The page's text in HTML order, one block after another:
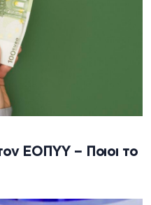
ΕΟΠΥΥ – Ποιοι το